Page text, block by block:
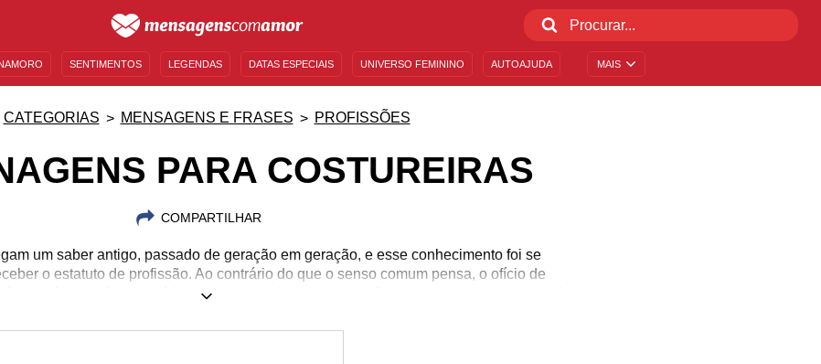
MAIS
SENTIMENTOS LEGENDAS DATAS ESPECIAIS UNIVERSO FEMININO AUTOAJUDA
CATEGORIAS MENSAGENS E FRASES PROFISSÕES
PARA COSTUREIRAS
COMPARTILHAR
um saber antigo, passado de geração em geração, e esse conhecimento foi se
o estatuto de profissão. Ao contrário do que o senso comum pensa, o ofício de
da técnica, é necessário que a costureira tenha atenção e respeito, uma vez que ela
viva a memória que aquela roupa carrega. Ao confeccionar uma nova vestimenta,
parte das novas lembranças que serão construídas enquanto estivermos vestidos com